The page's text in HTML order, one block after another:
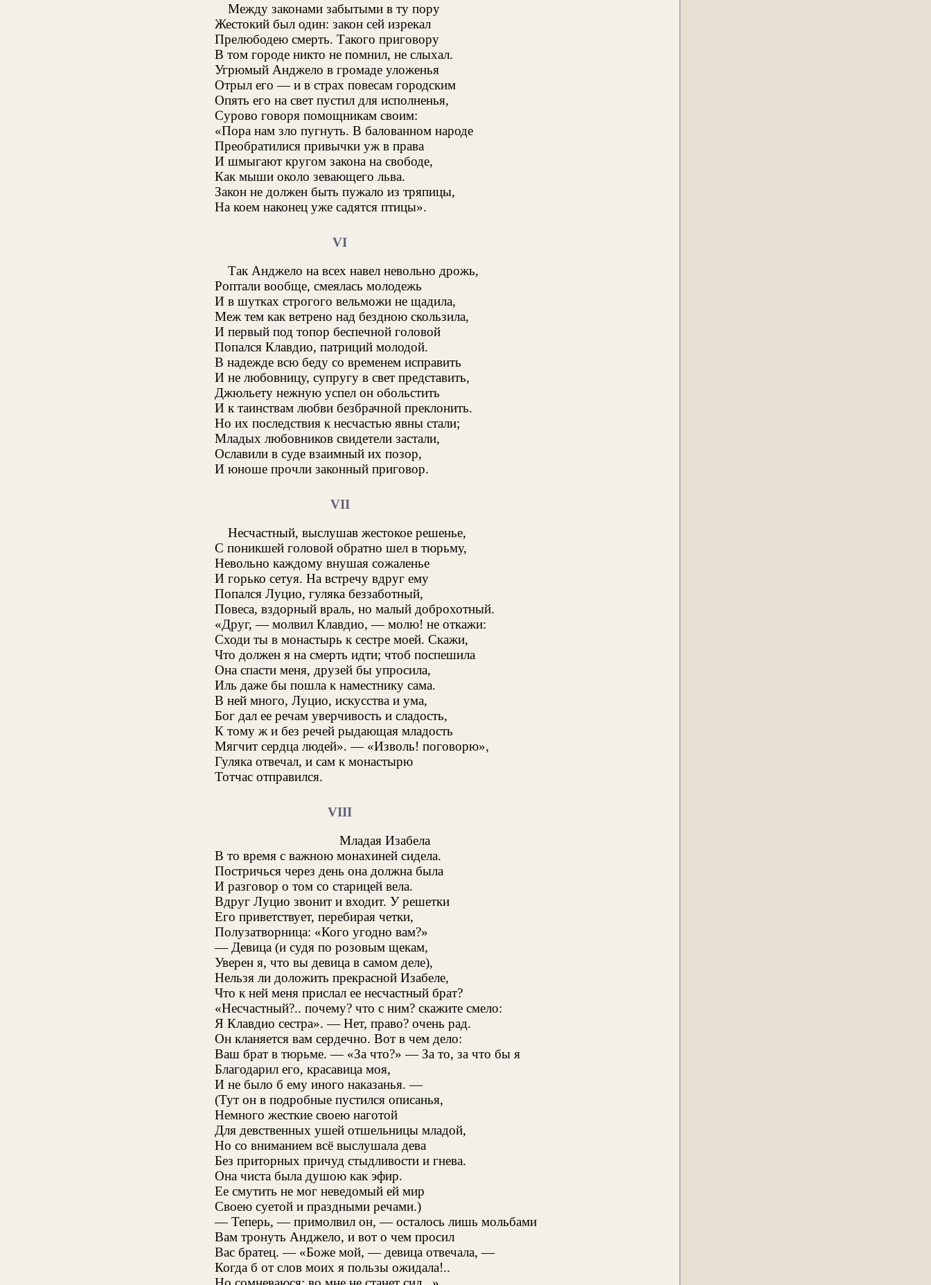
Между законами забытыми в ту пору
Жестокий был один: закон сей изрекал
Прелюбодею смерть. Такого приговору
В том городе никто не помнил, не слыхал.
Угрюмый Анджело в громаде уложенья
Отрыл его — и в страх повесам городским
Опять его на свет пустил для исполненья,
Сурово говоря помощникам своим:
«Пора нам зло пугнуть. В балованном народе
Преобратилися привычки уж в права
И шмыгают кругом закона на свободе,
Как мыши около зевающего льва.
Закон не должен быть пужало из тряпицы,
На коем наконец уже садятся птицы».
VI
Так Анджело на всех навел невольно дрожь,
Роптали вообще, смеялась молодежь
И в шутках строгого вельможи не щадила,
Меж тем как ветрено над бездною скользила,
И первый под топор беспечной головой
Попался Клавдио, патриций молодой.
В надежде всю беду со временем исправить
И не любовницу, супругу в свет представить,
Джюльету нежную успел он обольстить
И к таинствам любви безбрачной преклонить.
Но их последствия к несчастью явны стали;
Младых любовников свидетели застали,
Ославили в суде взаимный их позор,
И юноше прочли законный приговор.
VII
Несчастный, выслушав жестокое решенье,
С поникшей головой обратно шел в тюрьму,
Невольно каждому внушая сожаленье
И горько сетуя. На встречу вдруг ему
Попался Луцио, гуляка беззаботный,
Повеса, вздорный враль, но малый доброхотный.
«Друг, — молвил Клавдио, — молю! не откажи:
Сходи ты в монастырь к сестре моей. Скажи,
Что должен я на смерть идти; чтоб поспешила
Она спасти меня, друзей бы упросила,
Иль даже бы пошла к наместнику сама.
В ней много, Луцио, искусства и ума,
Бог дал ее речам уверчивость и сладость,
К тому ж и без речей рыдающая младость
Мягчит сердца людей». — «Изволь! поговорю»,
Гуляка отвечал, и сам к монастырю
Тотчас отправился.
VIII
Младая Изабела
В то время с важною монахиней сидела.
Постричься через день она должна была
И разговор о том со старицей вела.
Вдруг Луцио звонит и входит. У решетки
Его приветствует, перебирая четки,
Полузатворница: «Кого угодно вам?»
— Девица (и судя по розовым щекам,
Уверен я, что вы девица в самом деле),
Нельзя ли доложить прекрасной Изабеле,
Что к ней меня прислал ее несчастный брат?
«Несчастный?.. почему? что с ним? скажите смело:
Я Клавдио сестра». — Нет, право? очень рад.
Он кланяется вам сердечно. Вот в чем дело:
Ваш брат в тюрьме. — «За что?» — За то, за что бы я
Благодарил его, красавица моя,
И не было б ему иного наказанья. —
(Тут он в подробные пустился описанья,
Немного жесткие своею наготой
Для девственных ушей отшельницы младой,
Но со вниманием всё выслушала дева
Без приторных причуд стыдливости и гнева.
Она чиста была душою как эфир.
Ее смутить не мог неведомый ей мир
Своею суетой и праздными речами.)
— Теперь, — примолвил он, — осталось лишь мольбами
Вам тронуть Анджело, и вот о чем просил
Вас братец. — «Боже мой, — девица отвечала, —
Когда б от слов моих я пользы ожидала!..